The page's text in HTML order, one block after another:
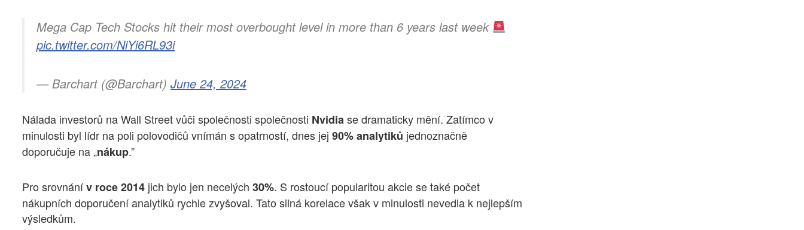
Mega Cap Tech Stocks hit their most overbought level in more than 6 years last week
pic.twitter.com/NiYi6RL93i
— Barchart (@Barchart) June 24, 2024
Nálada investorů na Wall Street vůči společnosti společnosti Nvidiase dramaticky mění. Zatímco v
minulosti byl lídr na poli polovodičů vnímán s opatrností, dnes jej 90% analytiků jednoznačně
doporučuje na „nákup.”
Pro srovnánív roce 2014 jich bylo jen necelých 30%. S rostoucí popularitou akcie se také počet
nákupních doporučení analytiků rychle zvyšoval. Tato silná korelace však v minulosti nevedla k nejlepším
výsledkům.